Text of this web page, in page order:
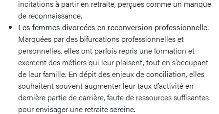
incitations à partir en retraite, perçues comme un manque
de reconnaissance.
Les femmes divorcées en reconversion professionnelle.
Marquées par des bifurcations professionnelles et
personnelles, elles ont parfois repris une formation et
exercent des métiers qui leur plaisent, tout en s’occupant
de leur famille. En dépit des enjeux de conciliation, elles
souhaitent souvent augmenter leur taux d’activité en
dernière partie de carrière, faute de ressources suffisantes
pour envisager une retraite sereine.